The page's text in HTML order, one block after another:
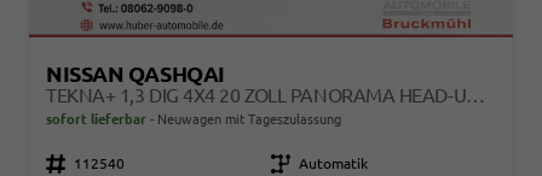
NISSAN QASHQAI
TEKNA+ 1,3 DIG 4X4 20 ZOLL PANORAMA HEAD-UP 360° LEDER MASSAGE NAVI EL HECKKLAPPE
sofort lieferbar Neuwagen mit Tageszulassung
Fahrzeugnr. 112540 Getriebe Automatik